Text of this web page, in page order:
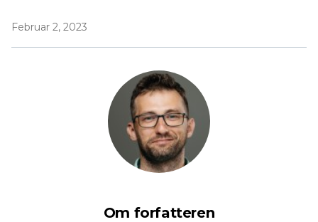
Februar 2, 2023
Om forfatteren